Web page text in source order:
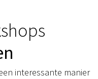
interessante manier